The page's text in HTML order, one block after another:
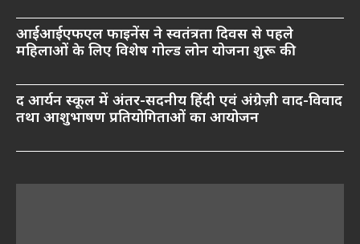
आईआईएफएल फाइनेंस ने स्वतंत्रता दिवस से पहले
महिलाओं के लिए विशेष गोल्ड लोन योजना शुरू की
द आर्यन स्कूल में अंतर-सदनीय हिंदी एवं अंग्रेज़ी वाद-विवाद
तथा आशुभाषण प्रतियोगिताओं का आयोजन